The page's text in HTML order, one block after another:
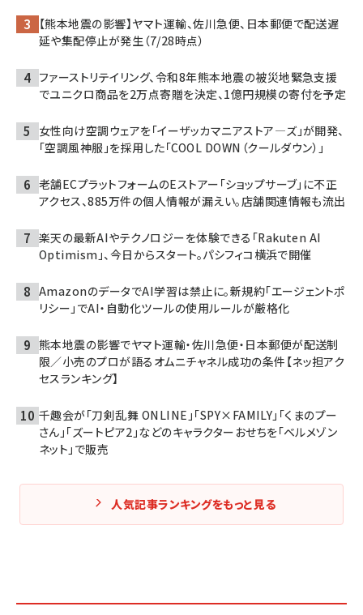
【熊本地震の影響】ヤマト運輸、佐川急便、日本郵便で配送遅
延や集配停止が発生（7/28時点）
ファーストリテイリング、令和8年熊本地震の被災地緊急支援
でユニクロ商品を2万点寄贈を決定、1億円規模の寄付を予定
女性向け空調ウェアを「イーザッカマニアストア―ズ」が開発、
「空調風神服」を採用した「COOL DOWN（クールダウン）」
老舗ECプラットフォームのEストアー「ショップサーブ」に不正
アクセス、885万件の個人情報が漏えい。店舗関連情報も流出
楽天の最新AIやテクノロジーを体験できる「Rakuten AI
Optimism」、今日からスタート。パシフィコ横浜で開催
AmazonのデータでAI学習は禁止に。新規約「エージェントポ
リシー」でAI・自動化ツールの使用ルールが厳格化
熊本地震の影響でヤマト運輸・佐川急便・日本郵便が配送制
限／小売のプロが語るオムニチャネル成功の条件【ネッ担アク
セスランキング】
千趣会が「刀剣乱舞 ONLINE」「SPY×FAMILY」「くまのプー
さん」「ズートピア2」などのキャラクターおせちを「ベルメゾン
ネット」で販売
人気記事ランキングをもっと見る